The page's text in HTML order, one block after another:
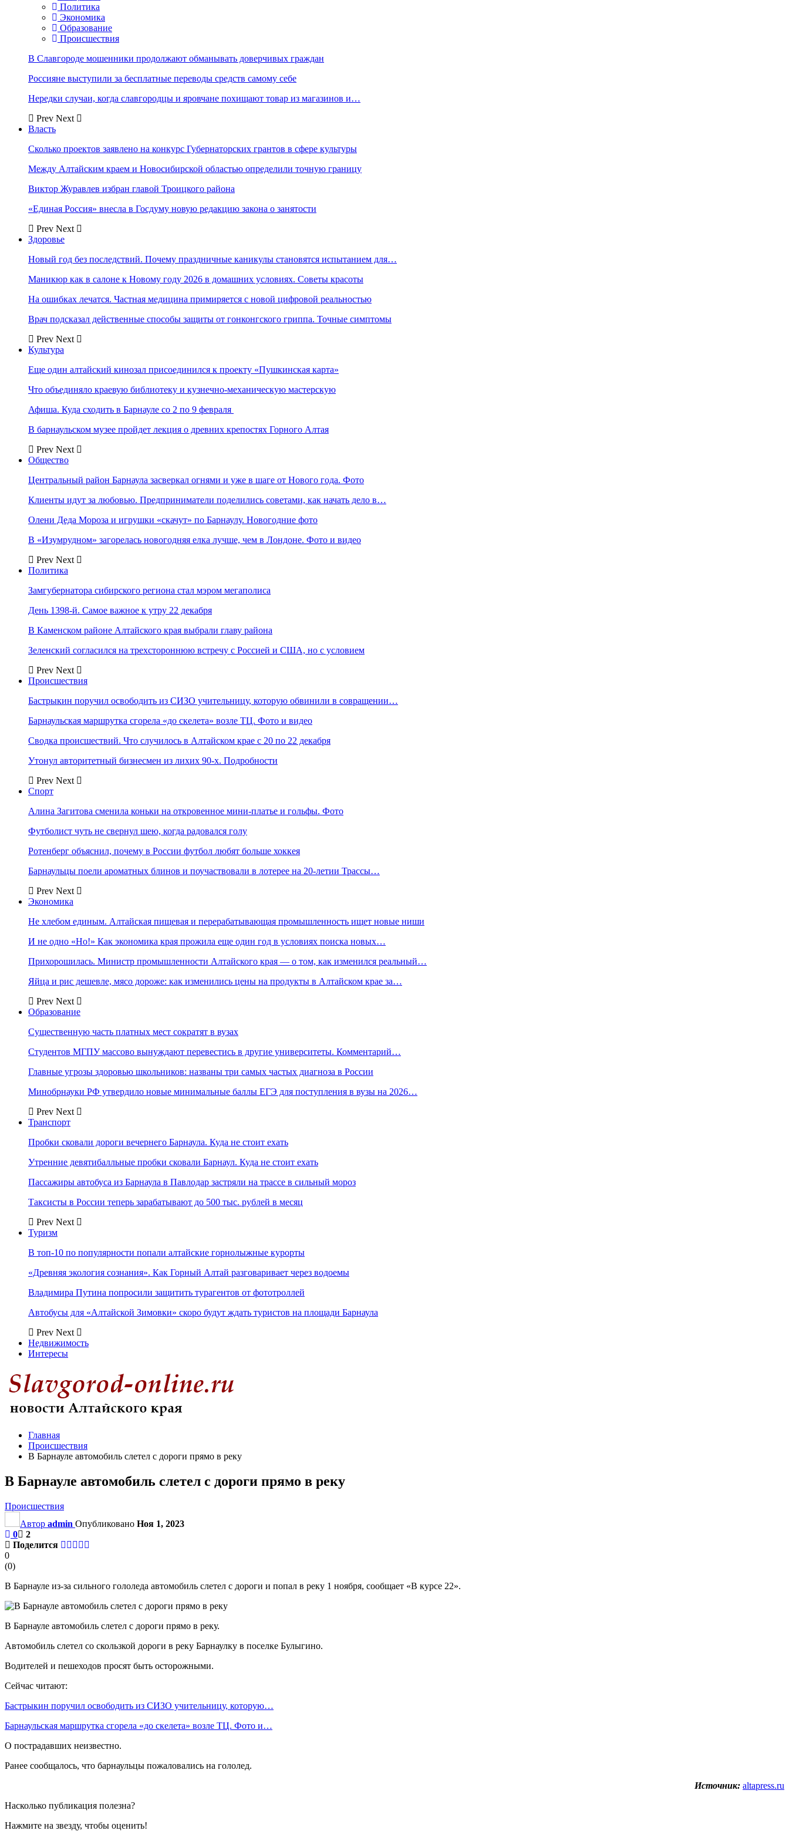
Политика
Экономика
Образование
Происшествия
В Славгороде мошенники продолжают обманывать доверчивых граждан
Россияне выступили за бесплатные переводы средств самому себе
Нередки случаи, когда славгородцы и яровчане похищают товар из магазинов и…
Prev Next
Власть
Сколько проектов заявлено на конкурс Губернаторских грантов в сфере культуры
Между Алтайским краем и Новосибирской областью определили точную границу
Виктор Журавлев избран главой Троицкого района
«Единая Россия» внесла в Госдуму новую редакцию закона о занятости
Prev Next
Здоровье
Новый год без последствий. Почему праздничные каникулы становятся испытанием для…
Маникюр как в салоне к Новому году 2026 в домашних условиях. Советы красоты
На ошибках лечатся. Частная медицина примиряется с новой цифровой реальностью
Врач подсказал действенные способы защиты от гонконгского гриппа. Точные симптомы
Prev Next
Культура
Еще один алтайский кинозал присоединился к проекту «Пушкинская карта»
Что объединяло краевую библиотеку и кузнечно-механическую мастерскую
Афиша. Куда сходить в Барнауле со 2 по 9 февраля
В барнаульском музее пройдет лекция о древних крепостях Горного Алтая
Prev Next
Общество
Центральный район Барнаула засверкал огнями и уже в шаге от Нового года. Фото
Клиенты идут за любовью. Предприниматели поделились советами, как начать дело в…
Олени Деда Мороза и игрушки «скачут» по Барнаулу. Новогодние фото
В «Изумрудном» загорелась новогодняя елка лучше, чем в Лондоне. Фото и видео
Prev Next
Политика
Замгубернатора сибирского региона стал мэром мегаполиса
День 1398-й. Самое важное к утру 22 декабря
В Каменском районе Алтайского края выбрали главу района
Зеленский согласился на трехстороннюю встречу с Россией и США, но с условием
Prev Next
Происшествия
Бастрыкин поручил освободить из СИЗО учительницу, которую обвинили в совращении…
Барнаульская маршрутка сгорела «до скелета» возле ТЦ. Фото и видео
Сводка происшествий. Что случилось в Алтайском крае с 20 по 22 декабря
Утонул авторитетный бизнесмен из лихих 90-х. Подробности
Prev Next
Спорт
Алина Загитова сменила коньки на откровенное мини-платье и гольфы. Фото
Футболист чуть не свернул шею, когда радовался голу
Ротенберг объяснил, почему в России футбол любят больше хоккея
Барнаульцы поели ароматных блинов и поучаствовали в лотерее на 20-летии Трассы…
Prev Next
Экономика
Не хлебом единым. Алтайская пищевая и перерабатывающая промышленность ищет новые ниши
И не одно «Но!» Как экономика края прожила еще один год в условиях поиска новых…
Прихорошилась. Министр промышленности Алтайского края — о том, как изменился реальный…
Яйца и рис дешевле, мясо дороже: как изменились цены на продукты в Алтайском крае за…
Prev Next
Образование
Существенную часть платных мест сократят в вузах
Студентов МГПУ массово вынуждают перевестись в другие университеты. Комментарий…
Главные угрозы здоровью школьников: названы три самых частых диагноза в России
Минобрнауки РФ утвердило новые минимальные баллы ЕГЭ для поступления в вузы на 2026…
Prev Next
Транспорт
Пробки сковали дороги вечернего Барнаула. Куда не стоит ехать
Утренние девятибалльные пробки сковали Барнаул. Куда не стоит ехать
Пассажиры автобуса из Барнаула в Павлодар застряли на трассе в сильный мороз
Таксисты в России теперь зарабатывают до 500 тыс. рублей в месяц
Prev Next
Туризм
В топ-10 по популярности попали алтайские горнолыжные курорты
«Древняя экология сознания». Как Горный Алтай разговаривает через водоемы
Владимира Путина попросили защитить турагентов от фототроллей
Автобусы для «Алтайской Зимовки» скоро будут ждать туристов на площади Барнаула
Prev Next
Недвижимость
Интересы
Главная
Происшествия
В Барнауле автомобиль слетел с дороги прямо в реку
В Барнауле автомобиль слетел с дороги прямо в реку
Происшествия
Автор admin Опубликовано Ноя 1, 2023
0
2
Поделится
0
(0)
В Барнауле из-за сильного гололеда автомобиль слетел с дороги и попал в реку 1 ноября, сообщает «В курсе 22».
В Барнауле автомобиль слетел с дороги прямо в реку.
Автомобиль слетел со скользкой дороги в реку Барнаулку в поселке Булыгино.
Водителей и пешеходов просят быть осторожными.
Сейчас читают:
Бастрыкин поручил освободить из СИЗО учительницу, которую…
Барнаульская маршрутка сгорела «до скелета» возле ТЦ. Фото и…
О пострадавших неизвестно.
Ранее сообщалось, что барнаульцы пожаловались на гололед.
Источник: altapress.ru
Насколько публикация полезна?
Нажмите на звезду, чтобы оценить!